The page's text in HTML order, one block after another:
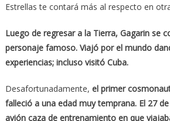
Estrellas te contará más al respecto en
Luego de regresar a la Tierra, Gagarin se
personaje famoso. Viajó por el mundo
experiencias; incluso visitó Cuba.
Desafortunadamente, el primer
falleció a una edad muy temprana. El 27
avión caza de entrenamiento en que